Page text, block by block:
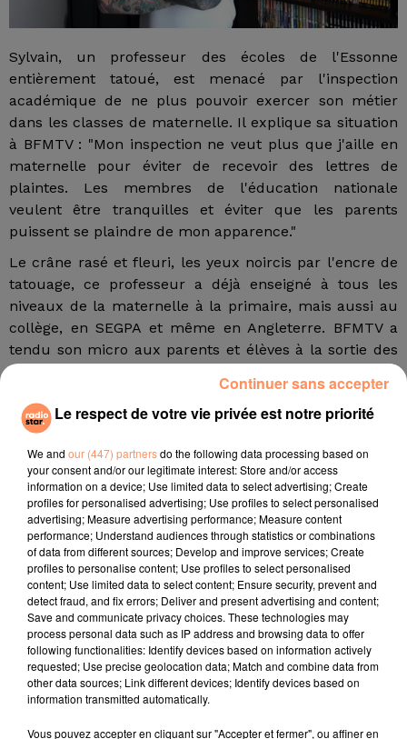
Sylvain, un professeur des écoles de l'Essonne
entièrement tatoué, est menacé par l'inspection
académique de ne plus pouvoir exercer son métier
dans les classes de maternelle. Il explique sa situation
à BFMTV : "Mon inspection ne veut plus que j'aille en
maternelle pour éviter de recevoir des lettres de
plaintes. Les membres de l'éducation nationale
veulent être tranquilles et éviter que les parents
puissent se plaindre de mon apparence."
Le crâne rasé et fleuri, les yeux noircis par l'encre de
tatouage, ce professeur a déjà enseigné à tous les
niveaux de la maternelle à la primaire, mais aussi au
collège, en SEGPA et même en Angleterre. BFMTV a
tendu son micro aux parents et élèves à la sortie des
cours. "Le fond de ses yeux tatoués, ça m'a d'abord
fait peur, raconte une de ses anciennes élèves. Mais
mes parents m'ont encouragé à ne plus avoir peur et
maintenant je n'en ai plus peur. C'est même presque
mon prof préféré. C'est un professeur plus gentil que
ce que j'avais pensé en fait."
Sylvain explique que tout se passe bien avec les
parents des enfants de sa classe et "avec les enfants
aussi. Une fois passée la surprise, on travaille bien et
ils trouvent que je suis le plus cool."
fil actus
4 juillet 2022
Radio Star Live avec Dadju
27 juin 2022
Marseille : une application pour mettre en
Le respect de votre vie privée est notre priorité
We and our (447) partnersdo the following data processing based on
your consent and/or our legitimate interest: Store and/or access
information on a device; Use limited data to select advertising; Create
profiles for personalised advertising; Use profiles to select personalised
advertising; Measure advertising performance; Measure content
performance; Understand audiences through statistics or combinations
of data from different sources; Develop and improve services; Create
profiles to personalise content; Use profiles to select personalised
content; Use limited data to select content; Ensure security, prevent and
detect fraud, and fix errors; Deliver and present advertising and content;
Save and communicate privacy choices. These technologies may
process personal data such as IP address and browsing data to offer
following functionalities: Identify devices based on information actively
requested; Use precise geolocation data; Match and combine data from
other data sources; Link different devices; Identify devices based on
information transmitted automatically.
Vous pouvez accepter en cliquant sur "Accepter et fermer", ou affiner en
Continuer sans accepter